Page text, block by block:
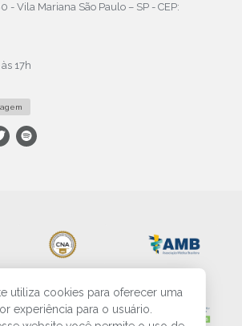
utiliza cookies para oferecer uma
experiência para o usuário.
- Vila Mariana São Paulo – SP - CEP:
17h